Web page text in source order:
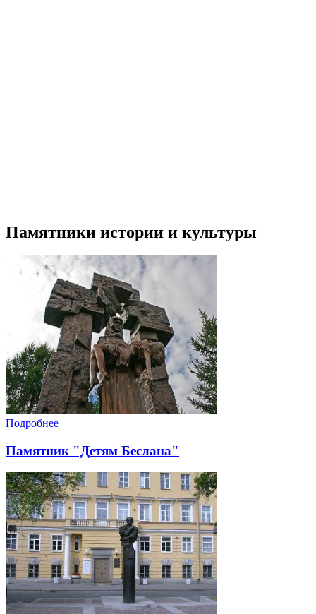
Памятники истории и культуры
Подробнее
Памятник "Детям Беслана"